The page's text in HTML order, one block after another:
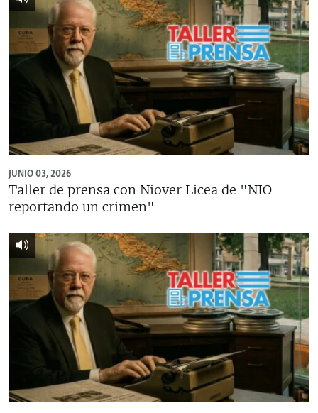
JUNIO 03, 2026
Taller de prensa con Niover Licea de "NIO
reportando un crimen"